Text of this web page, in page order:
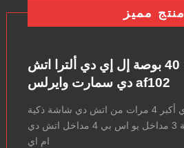
منتج مميز
سامسونج شاشة 40 بوصة إل إي دي ألترا اتش
دي سمارت وايرلس af102
دقة صورة ألترا اتش دي أكبر 4 مرات من اتش دي شاشة ذكية
لتجعل التصفح أكثر متعة 3 مداخل يو اس بي 4 مداخل اتش دي
ام اي